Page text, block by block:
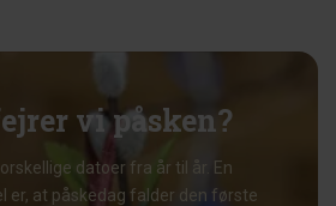
vi påsken?
datoer fra år til år. En
er, at påskedag falder den første